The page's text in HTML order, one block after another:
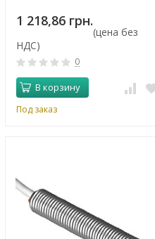
1 218,86 грн.
(цена без
НДС)
0
В корзину
Под заказ